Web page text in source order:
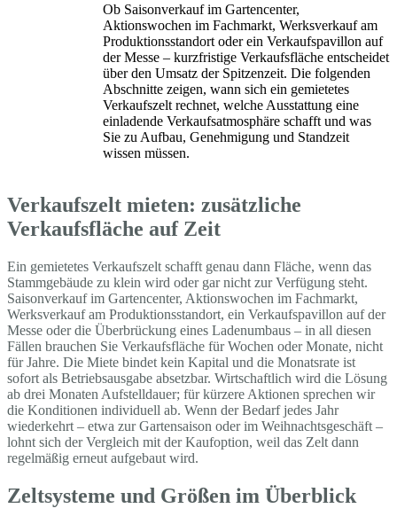
Ob Saisonverkauf im Gartencenter,
Aktionswochen im Fachmarkt, Werksverkauf am
Produktionsstandort oder ein Verkaufspavillon auf
der Messe – kurzfristige Verkaufsfläche entscheidet
über den Umsatz der Spitzenzeit. Die folgenden
Abschnitte zeigen, wann sich ein gemietetes
Verkaufszelt rechnet, welche Ausstattung eine
einladende Verkaufsatmosphäre schafft und was
Sie zu Aufbau, Genehmigung und Standzeit
wissen müssen.
Verkaufszelt mieten: zusätzliche
Verkaufsfläche auf Zeit
Ein gemietetes Verkaufszelt schafft genau dann Fläche, wenn das
Stammgebäude zu klein wird oder gar nicht zur Verfügung steht.
Saisonverkauf im Gartencenter, Aktionswochen im Fachmarkt,
Werksverkauf am Produktionsstandort, ein Verkaufspavillon auf der
Messe oder die Überbrückung eines Ladenumbaus – in all diesen
Fällen brauchen Sie Verkaufsfläche für Wochen oder Monate, nicht
für Jahre. Die Miete bindet kein Kapital und die Monatsrate ist
sofort als Betriebsausgabe absetzbar. Wirtschaftlich wird die Lösung
ab drei Monaten Aufstelldauer; für kürzere Aktionen sprechen wir
die Konditionen individuell ab. Wenn der Bedarf jedes Jahr
wiederkehrt – etwa zur Gartensaison oder im Weihnachtsgeschäft –
lohnt sich der Vergleich mit der Kaufoption, weil das Zelt dann
regelmäßig erneut aufgebaut wird.
Zeltsysteme und Größen im Überblick